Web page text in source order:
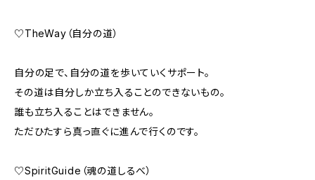
♡TheWay（自分の道）
自分の足で、自分の道を歩いていくサポート。
その道は自分しか立ち入ることのできないもの。
誰も立ち入ることはできません。
ただひたすら真っ直ぐに進んで行くのです。
♡SpiritGuide（魂の道しるべ）